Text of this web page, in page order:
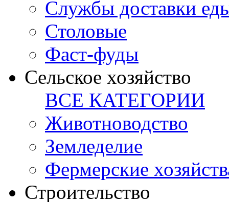
Службы доставки
Столовые
Фаст-фуды
Сельское хозяйство
ВСЕ КАТЕГОРИИ
Животноводство
Земледелие
Фермерские
Строительство